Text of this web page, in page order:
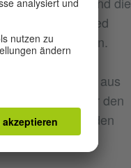
eines „Expanded
den Raum hinein.
Raum und aus
die über den
den Blick für den